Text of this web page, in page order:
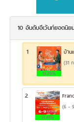
10 อันดับอีเว้นท์ยอดนิย
1
19.79%
บ้าน
(31
2
13.41%
(6 -